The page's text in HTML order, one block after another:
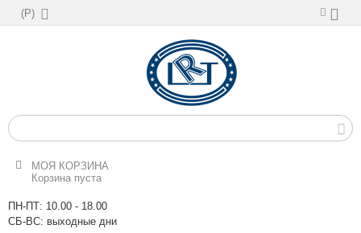
(Р)
МОЯ КОРЗИНА
Корзина пуста
ПН-ПТ: 10.00 - 18.00
СБ-ВС: выходные дни